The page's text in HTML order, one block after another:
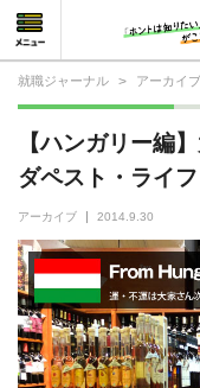
就職ジャーナル > アーカイブ
【ハンガリー編
ダペスト・ライフ
アーカイブ 2014.9.30
就活相談
就活ノウハウ
仕事の選び方・ヒント
仕事とは？
就活コラム